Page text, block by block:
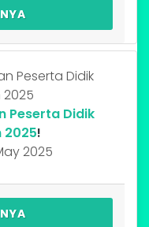
Peserta Didik
2025!
2025